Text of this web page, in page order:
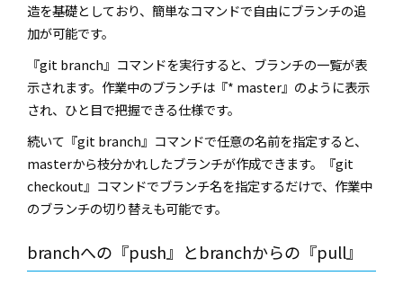
造を基礎としており、簡単なコマンドで自由にブランチの追
加が可能です。
『git branch』コマンドを実行すると、ブランチの一覧が表
示されます。作業中のブランチは『* master』のように表示
され、ひと目で把握できる仕様です。
続いて『git branch』コマンドで任意の名前を指定すると、
masterから枝分かれしたブランチが作成できます。『git
checkout』コマンドでブランチ名を指定するだけで、作業中
のブランチの切り替えも可能です。
branchへの『push』とbranchからの『pull』